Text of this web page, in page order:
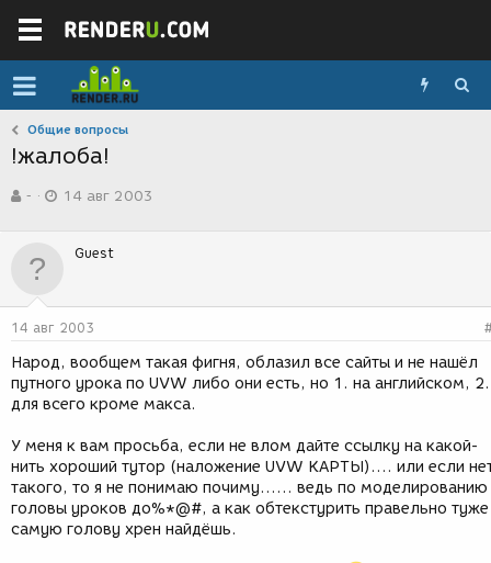
Общие вопросы
!жалоба!
в
р
м
-
а
д
и
я
14 авг 2003
Guest
14 авг 2003
Народ, вообщем такая фигня, облазил все сайты и не нашёл
путного урока по UVW либо они есть, но 1. на английском, 2.
для всего кроме макса.
У меня к вам просьба, если не влом дайте ссылку на какой-
нить хороший тутор (наложение UVW КАРТЫ).... или если
такого, то я не понимаю почиму...... ведь по моделированию
головы уроков до%*@#, а как обтекстурить правельно туже
самую голову хрен найдёшь.